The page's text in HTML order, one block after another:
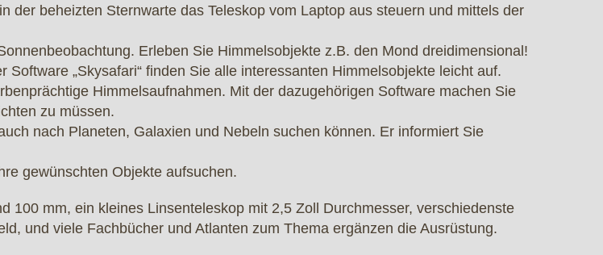
der beheizten Sternwarte das Teleskop vom Laptop aus steuern und mittels der
Erleben Sie Himmelsobjekte z.B. den Mond dreidimensional!
„Skysafari“ finden Sie alle interessanten Himmelsobjekte leicht auf.
Himmelsaufnahmen. Mit der dazugehörigen Software machen Sie
zu müssen.
nach Planeten, Galaxien und Nebeln suchen können. Er informiert Sie
gewünschten Objekte aufsuchen.
100 mm, ein kleines Linsenteleskop mit 2,5 Zoll Durchmesser, verschiedenste
und viele Fachbücher und Atlanten zum Thema ergänzen die Ausrüstung.